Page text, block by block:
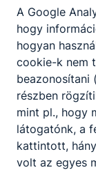
A Google
hogy
hogyan
cookie-k nem
beazonosítani
részben
mint pl., hogy
látogatónk, a
kattintott,
volt az egyes